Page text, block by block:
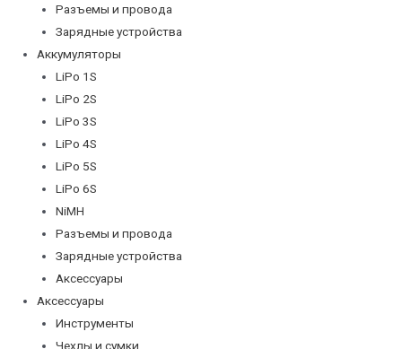
Разъемы и провода
Зарядные устройства
Аккумуляторы
LiPo 1S
LiPo 2S
LiPo 3S
LiPo 4S
LiPo 5S
LiPo 6S
NiMH
Разъемы и провода
Зарядные устройства
Аксессуары
Аксессуары
Инструменты
Чехлы и сумки